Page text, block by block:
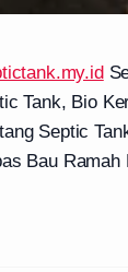
Tank, Bio
Septic
Bau